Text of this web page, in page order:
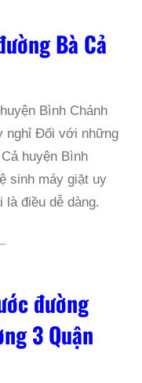
Bà Cả
Bình Chánh
nghỉ Đối với những
huyện Bình
sinh máy giặt uy
là điều dễ dàng.
đường
3 Quận